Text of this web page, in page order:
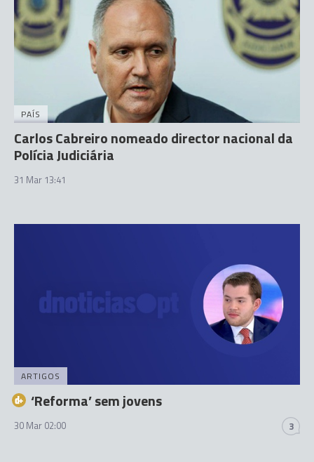
PAÍS
Carlos Cabreiro nomeado director nacional da
Polícia Judiciária
31 Mar 13:41
ARTIGOS
‘Reforma’ sem jovens
30 Mar 02:00 3